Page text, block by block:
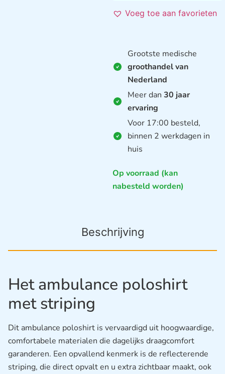
Voeg toe aan favorieten
Grootste medische
groothandel van
Nederland
Meer dan 30 jaar
ervaring
Voor 17:00 besteld,
binnen 2 werkdagen in
huis
Op voorraad (kan
nabesteld worden)
Beschrijving
Het ambulance poloshirt
met striping
Dit ambulance poloshirt is vervaardigd uit hoogwaardige,
comfortabele materialen die dagelijks draagcomfort
garanderen. Een opvallend kenmerk is de reflecterende
striping, die direct opvalt en u extra zichtbaar maakt, ook